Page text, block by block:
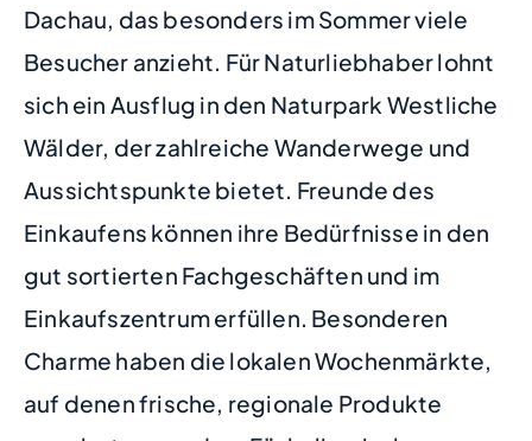
Dachau, das besonders im Sommer viele
Besucher anzieht. Für Naturliebhaber lohnt
sich ein Ausflug in den Naturpark Westliche
Wälder, der zahlreiche Wanderwege und
Aussichtspunkte bietet. Freunde des
Einkaufens können ihre Bedürfnisse in den
gut sortierten Fachgeschäften und im
Einkaufszentrum erfüllen. Besonderen
Charme haben die lokalen Wochenmärkte,
auf denen frische, regionale Produkte